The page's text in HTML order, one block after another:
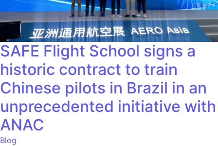
SAFE Flight School signs a
historic contract to train
Chinese pilots in Brazil in an
unprecedented initiative with
ANAC
Blog